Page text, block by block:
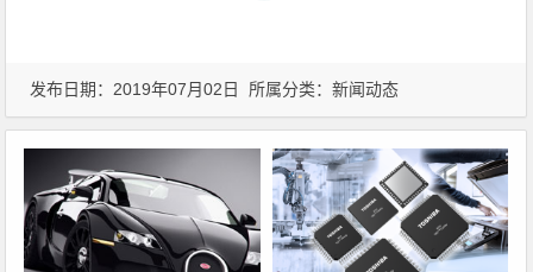
发布日期：2019年07月02日 所属分类：新闻动态